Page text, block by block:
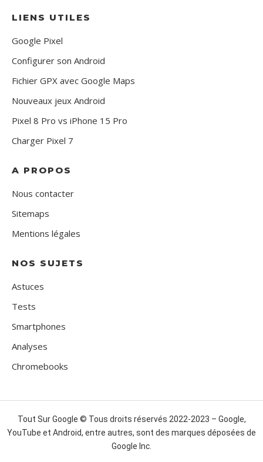
LIENS UTILES
Google Pixel
Configurer son Android
Fichier GPX avec Google Maps
Nouveaux jeux Android
Pixel 8 Pro vs iPhone 15 Pro
Charger Pixel 7
A PROPOS
Nous contacter
Sitemaps
Mentions légales
NOS SUJETS
Astuces
Tests
Smartphones
Analyses
Chromebooks
Tout Sur Google © Tous droits réservés 2022-2023 – Google,
YouTube et Android, entre autres, sont des marques déposées de
Google Inc.